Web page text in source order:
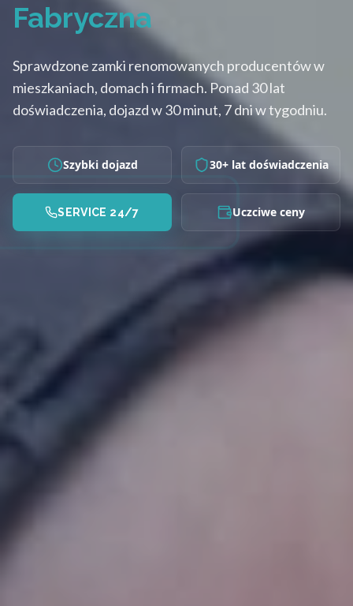
Fabryczna
Sprawdzone zamki renomowanych producentów w
mieszkaniach, domach i firmach. Ponad 30 lat
doświadczenia, dojazd w 30 minut, 7 dni w tygodniu.
Szybki dojazd 30+ lat doświadczenia
SERVICE 24/7 Uczciwe ceny